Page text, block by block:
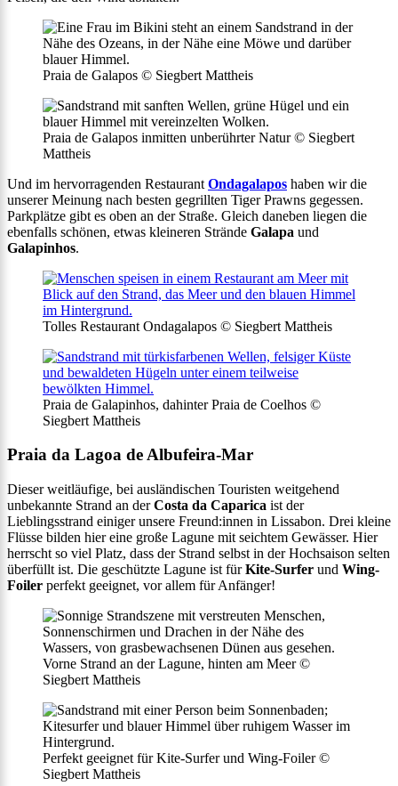
Praia de Galapos © Siegbert Mattheis
Praia de Galapos inmitten unberührter Natur © Siegbert
Mattheis
Und im hervorragenden Restaurant Ondagalapos haben wir die
unserer Meinung nach besten gegrillten Tiger Prawns gegessen.
Parkplätze gibt es oben an der Straße. Gleich daneben liegen die
ebenfalls schönen, etwas kleineren Strände Galapa und
Galapinhos.
Tolles Restaurant Ondagalapos © Siegbert Mattheis
Praia de Galapinhos, dahinter Praia de Coelhos ©
Siegbert Mattheis
Praia da Lagoa de Albufeira-Mar
Dieser weitläufige, bei ausländischen Touristen weitgehend
unbekannte Strand an derCosta da Caparica ist der
Lieblingsstrand einiger unsere Freund:innen in Lissabon. Drei kleine
Flüsse bilden hier eine große Lagune mit seichtem Gewässer. Hier
herrscht so viel Platz, dass der Strand selbst in der Hochsaison selten
überfüllt ist. Die geschützte Lagune ist fürKite-Surfer und Wing-
Foiler perfekt geeignet, vor allem für Anfänger!
Vorne Strand an der Lagune, hinten am Meer ©
Siegbert Mattheis
Perfekt geeignet für Kite-Surfer und Wing-Foiler ©
Siegbert Mattheis